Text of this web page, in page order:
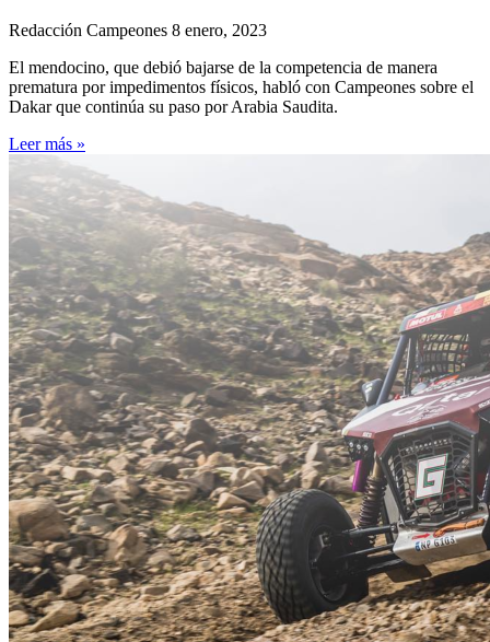
Redacción Campeones 8 enero, 2023
El mendocino, que debió bajarse de la competencia de manera
prematura por impedimentos físicos, habló con Campeones sobre el
Dakar que continúa su paso por Arabia Saudita.
Leer más »